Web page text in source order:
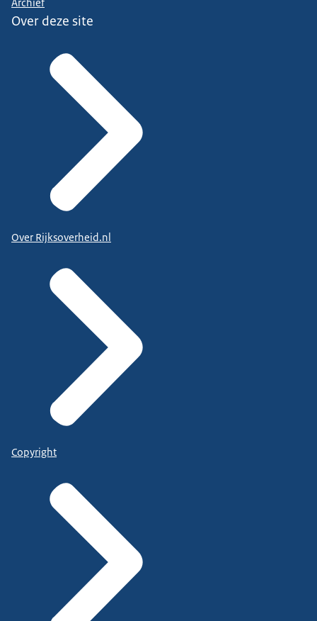
Over deze site
Over Rijksoverheid.nl
Copyright